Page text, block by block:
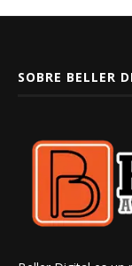
SOBRE BELLER